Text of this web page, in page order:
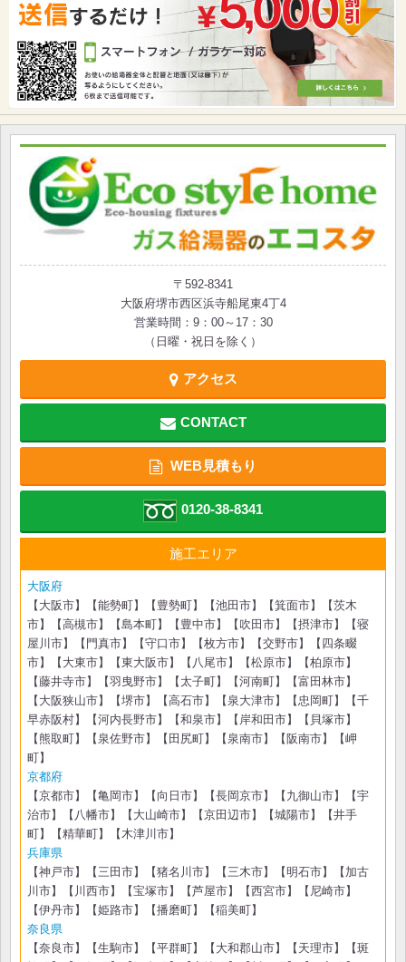
〒592-8341
大阪府堺市西区浜寺船尾東4丁4
営業時間：9：00～17：30
（日曜・祝日を除く）
アクセス
CONTACT
WEB見積もり
0120-38-8341
施工エリア
大阪府
【大阪市】【能勢町】【豊勢町】【池田市】【箕面市】【茨木
市】【高槻市】【島本町】【豊中市】【吹田市】【摂津市】【寝
屋川市】【門真市】【守口市】【枚方市】【交野市】【四条畷
市】【大東市】【東大阪市】【八尾市】【松原市】【柏原市】
【藤井寺市】【羽曳野市】【太子町】【河南町】【富田林市】
【大阪狭山市】【堺市】【高石市】【泉大津市】【忠岡町】【千
早赤阪村】【河内長野市】【和泉市】【岸和田市】【貝塚市】
【熊取町】【泉佐野市】【田尻町】【泉南市】【阪南市】【岬
町】
京都府
【京都市】【亀岡市】【向日市】【長岡京市】【九御山市】【宇
治市】【八幡市】【大山崎市】【京田辺市】【城陽市】【井手
町】【精華町】【木津川市】
兵庫県
【神戸市】【三田市】【猪名川市】【三木市】【明石市】【加古
川市】【川西市】【宝塚市】【芦屋市】【西宮市】【尼崎市】
【伊丹市】【姫路市】【播磨町】【稲美町】
奈良県
【奈良市】【生駒市】【平群町】【大和郡山市】【天理市】【斑